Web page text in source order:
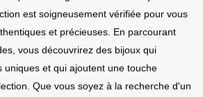
est soigneusement vérifiée pour vous
et précieuses. En parcourant
vous découvrirez des bijoux qui
uniques et qui ajoutent une touche
Que vous soyez à la recherche d'un